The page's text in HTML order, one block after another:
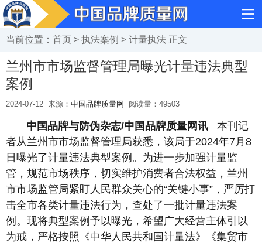
当前位置： 首页 > 执法案例 > 计量执法 正文
兰州市市场监督管理局曝光计量违法典型
案例
2024-07-12 来源： 中国品牌质量网 阅读量： 49503
中国品牌与防伪杂志/中国品牌质量网讯 本刊记
者从兰州市市场监督管理局获悉，该局于2024年7月8
日曝光了计量违法典型案例。为进一步加强计量监
管，规范市场秩序，切实维护消费者合法权益，兰州
市市场监管局紧盯人民群众关心的“关键小事”，严厉打
击全市各类计量违法行为，查处了一批计量违法案
例。现将典型案例予以曝光，希望广大经营主体引以
为戒，严格按照《中华人民共和国计量法》《集贸市